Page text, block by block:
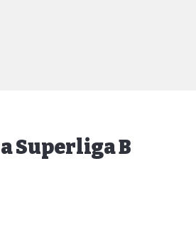
Superliga B